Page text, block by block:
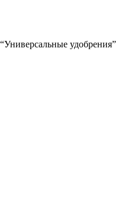
удобрения”